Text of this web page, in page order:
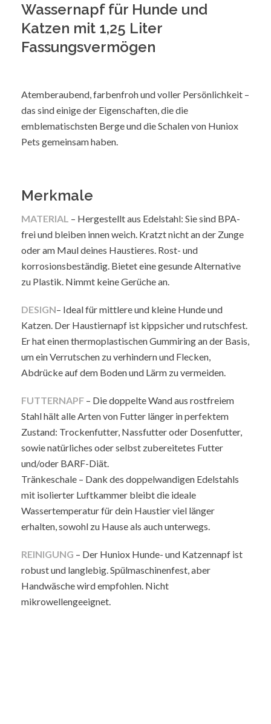
Wassernapf für Hunde und
Katzen mit 1,25 Liter
Fassungsvermögen
Atemberaubend, farbenfroh und voller Persönlichkeit –
das sind einige der Eigenschaften, die die
emblematischsten Berge und die Schalen von Huniox
Pets gemeinsam haben.
Merkmale
MATERIAL – Hergestellt aus Edelstahl: Sie sind BPA-
frei und bleiben innen weich. Kratzt nicht an der Zunge
oder am Maul deines Haustieres. Rost- und
korrosionsbeständig. Bietet eine gesunde Alternative
zu Plastik. Nimmt keine Gerüche an.
DESIGN– Ideal für mittlere und kleine Hunde und
Katzen. Der Haustiernapf ist kippsicher und rutschfest.
Er hat einen thermoplastischen Gummiring an der Basis,
um ein Verrutschen zu verhindern und Flecken,
Abdrücke auf dem Boden und Lärm zu vermeiden.
FUTTERNAPF – Die doppelte Wand aus rostfreiem
Stahl hält alle Arten von Futter länger in perfektem
Zustand: Trockenfutter, Nassfutter oder Dosenfutter,
sowie natürliches oder selbst zubereitetes Futter
und/oder BARF-Diät.
Tränkeschale – Dank des doppelwandigen Edelstahls
mit isolierter Luftkammer bleibt die ideale
Wassertemperatur für dein Haustier viel länger
erhalten, sowohl zu Hause als auch unterwegs.
REINIGUNG – Der Huniox Hunde- und Katzennapf ist
robust und langlebig. Spülmaschinenfest, aber
Handwäsche wird empfohlen. Nicht
mikrowellengeeignet.